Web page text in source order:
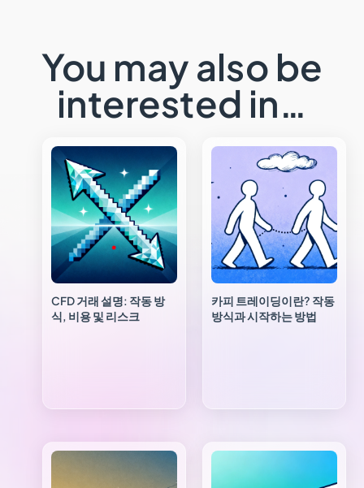
You may also be
interested in…
CFD 거래 설명: 작동 방
식, 비용 및 리스크
카피 트레이딩이란? 작동
방식과 시작하는 방법